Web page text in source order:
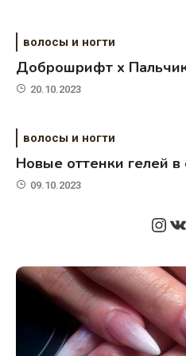
волосы и ногти
Доброшрифт х
20.10.2023
волосы и ногти
Новые оттенки гелей в
09.10.2023